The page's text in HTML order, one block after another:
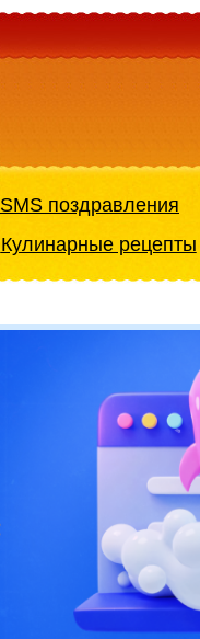
SMS поздравления
Кулинарные рецепты